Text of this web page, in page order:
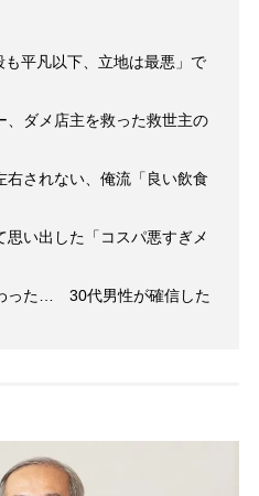
平凡以下、立地は最悪」で
、ダメ店主を救った救世主の
右されない、俺流「良い飲食
い出した「コスパ悪すぎメ
った… 30代男性が確信した